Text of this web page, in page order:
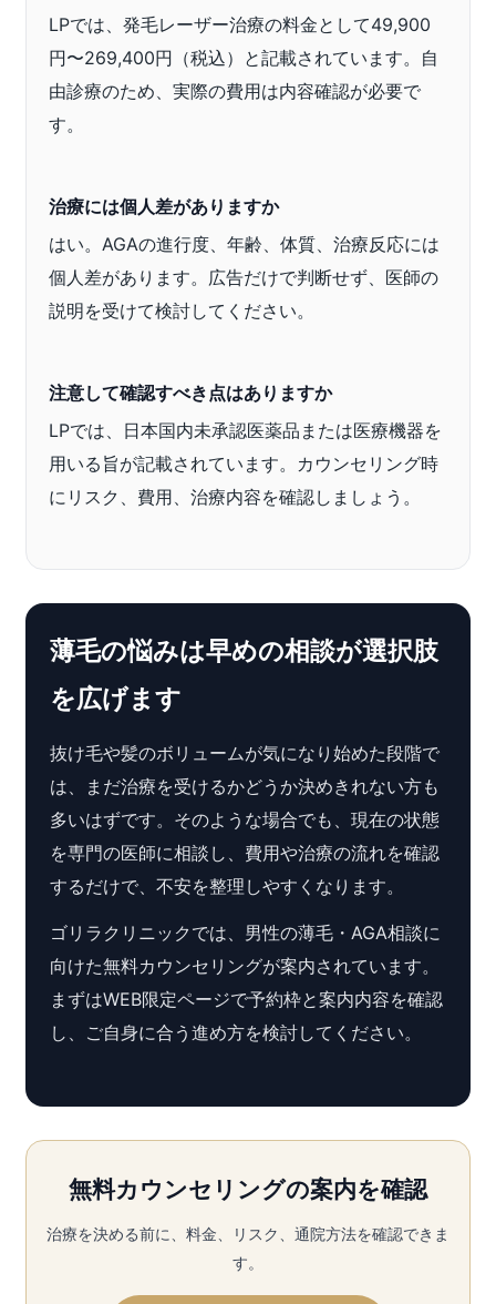
LPでは、発毛レーザー治療の料金として49,900
円〜269,400円（税込）と記載されています。自
由診療のため、実際の費用は内容確認が必要で
す。
治療には個人差がありますか
はい。AGAの進行度、年齢、体質、治療反応には
個人差があります。広告だけで判断せず、医師の
説明を受けて検討してください。
注意して確認すべき点はありますか
LPでは、日本国内未承認医薬品または医療機器を
用いる旨が記載されています。カウンセリング時
にリスク、費用、治療内容を確認しましょう。
薄毛の悩みは早めの相談が選択肢
を広げます
抜け毛や髪のボリュームが気になり始めた段階で
は、まだ治療を受けるかどうか決めきれない方も
多いはずです。そのような場合でも、現在の状態
を専門の医師に相談し、費用や治療の流れを確認
するだけで、不安を整理しやすくなります。
ゴリラクリニックでは、男性の薄毛・AGA相談に
向けた無料カウンセリングが案内されています。
まずはWEB限定ページで予約枠と案内内容を確認
し、ご自身に合う進め方を検討してください。
無料カウンセリングの案内を確認
治療を決める前に、料金、リスク、通院方法を確認できま
す。